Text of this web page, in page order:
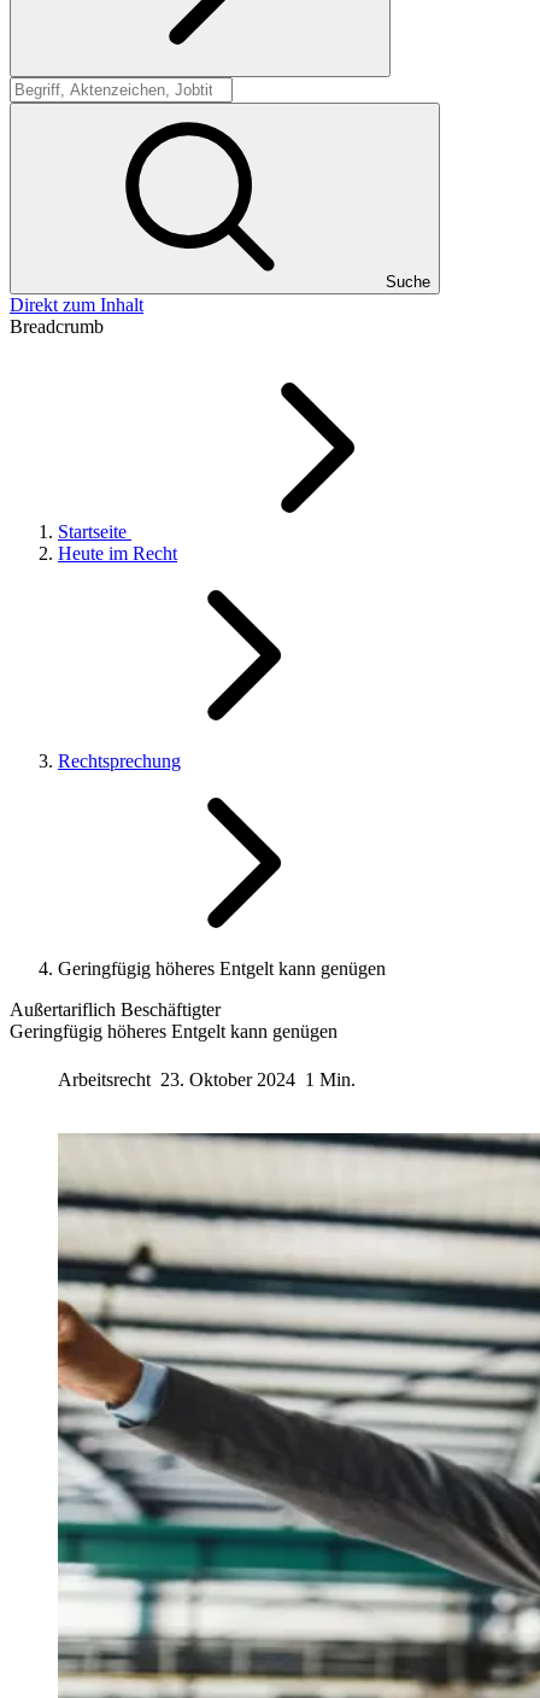
Suche
Suche
Direkt zum Inhalt
Breadcrumb
Startseite
Heute im Recht
Rechtsprechung
Geringfügig höheres Entgelt kann genügen
Außertariflich Beschäftigter
Geringfügig höheres Entgelt kann genügen
Arbeitsrecht 23. Oktober 2024 1 Min.